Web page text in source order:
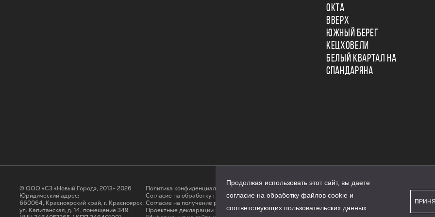
ОКТА
ВВЕРХ
ЮЖНЫЙ БЕРЕГ
КЕЦХОВЕЛИ
БЕЛЫЙ КВАРТАЛ НА
СПАНДАРЯНА
© ООО «СЗ «Новый Город», 2013- 2026
Юридический адрес:
660064, Красноярский край, г. Красноярск,
ул. Капитанская, д. 14, помещение 349
Политика конфиденциальности
Согласие на обработку персональных данных
Cогласие на получение рассылки
Проектные декларации на сайте наш.дом.рф
Продолжая использовать этот сайт, вы даете
согласие на обработку файлов cookie и
соответствующих пользовательских данных